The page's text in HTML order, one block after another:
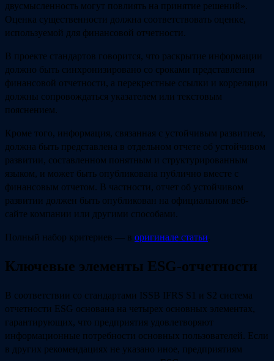
двусмысленность могут повлиять на принятие решений».
Оценка существенности должна соответствовать оценке,
используемой для финансовой отчетности.
В проекте стандартов говорится, что раскрытие информации
должно быть синхронизировано со сроками представления
финансовой отчетности, а перекрестные ссылки и корреляции
должны сопровождаться указателем или текстовым
пояснением.
Кроме того, информация, связанная с устойчивым развитием,
должна быть представлена в отдельном отчете об устойчивом
развитии, составленном понятным и структурированным
языком, и может быть опубликована публично вместе с
финансовым отчетом. В частности, отчет об устойчивом
развитии должен быть опубликован на официальном веб-
сайте компании или другими способами.
Полный набор критериев — в оригинале статьи.
Ключевые элементы ESG-отчетности
В соответствии со стандартами ISSB IFRS S1 и S2 система
отчетности ESG основана на четырех основных элементах,
гарантирующих, что предприятия удовлетворяют
информационные потребности основных пользователей. Если
в других рекомендациях не указано иное, предприятиям